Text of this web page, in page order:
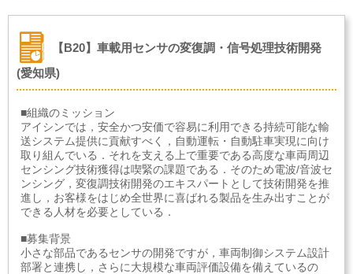
【B20】車載用センサの変復調・信号処理技術開発
(愛知県)
■組織のミッション
アイシンでは，安全かつ安価で容易に利用できる持続可能な輸
送システム提供に貢献すべく，自動運転・自動駐車実現に向け
取り組んでいる．それを支える上で重要である高度な車両周辺
センシング技術獲得は喫緊の課題である．そのため電波/音波セ
ンシング，変復調技術開発のエキスパートとして技術開発を推
進し，お客様をはじめ全世界に喜ばれる製品を生み出すことが
できる人材を必要としている．
■募集背景
小さな部品であるセンサの開発ですが，車両制御システム設計
部署と連携し，さらに大規模な車両評価設備を備えているの